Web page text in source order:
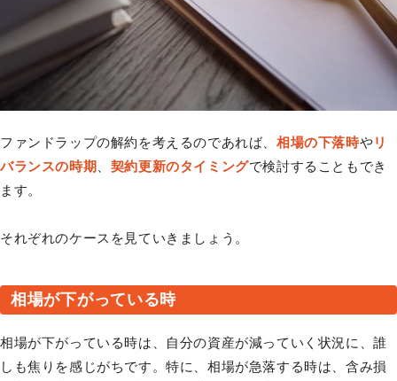
ファンドラップの解約を考えるのであれば、 相場の下落時やリ
バランスの時期
契約更新のタイミングで検討することもでき
ます。
それぞれのケースを見ていきましょう。
相場が下がっている時
相場が下がっている時は、自分の資産が減っていく状況に、誰
しも焦りを感じがちです。特に、相場が急落する時は、含み損